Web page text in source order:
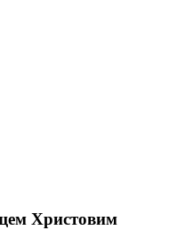
Христовим